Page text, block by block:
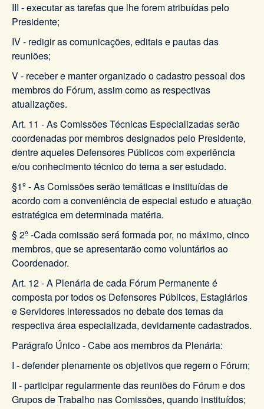
III - executar as tarefas que lhe forem atribuídas pelo
Presidente;
IV - redigir as comunicações, editais e pautas das
reuniões;
V - receber e manter organizado o cadastro pessoal dos
membros do Fórum, assim como as respectivas
atualizações.
Art. 11 - As Comissões Técnicas Especializadas serão
coordenadas por membros designados pelo Presidente,
dentre aqueles Defensores Públicos com experiência
e/ou conhecimento técnico do tema a ser estudado.
§1º - As Comissões serão temáticas e instituídas de
acordo com a conveniência de especial estudo e atuação
estratégica em determinada matéria.
§ 2º -Cada comissão será formada por, no máximo, cinco
membros, que se apresentarão como voluntários ao
Coordenador.
Art. 12 - A Plenária de cada Fórum Permanente é
composta por todos os Defensores Públicos, Estagiários
e Servidores interessados no debate dos temas da
respectiva área especializada, devidamente cadastrados.
Parágrafo Único - Cabe aos membros da Plenária:
I - defender plenamente os objetivos que regem o Fórum;
II - participar regularmente das reuniões do Fórum e dos
Grupos de Trabalho nas Comissões, quando instituídos;